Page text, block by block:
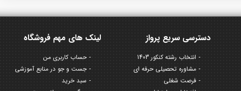
لینک های مهم فروشگاه
حساب کاربری من
جست و جو در منابع آموزشی
سبد خرید
دسترسی سریع پرواز
انتخاب رشته کنکور 1403
مشاوره تحصیلی حرفه ای
فرصت شغلی